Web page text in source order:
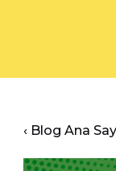
‹ Blog Ana